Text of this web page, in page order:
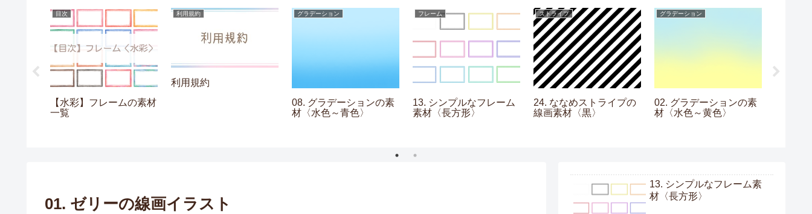
目次
【水彩】フレームの素材
一覧
利用規約
利用規約
グラデーション
08. グラデーションの素
材〈水色～青色〉
フレーム
13. シンプルなフレーム
素材〈長方形〉
ストライプ
24. ななめストライプの
線画素材〈黒〉
グラデーション
02. グラデーションの素
材〈水色～黄色〉
01. ゼリーの線画イラスト
13. シンプルなフレーム素
材〈長方形〉